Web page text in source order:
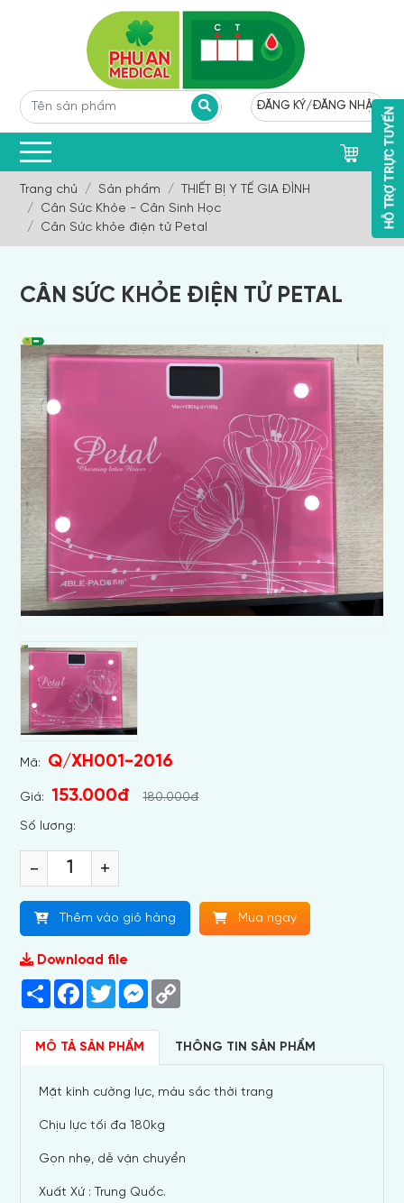
ĐĂNG KÝ/ĐĂNG NHẬP
Trang chủ Sản phẩm
THIẾT BỊ Y TẾ GIA ĐÌNH
Cân Sức Khỏe - Cân Sinh Học
Cân Sức khỏe điện tử Petal
CÂN SỨC KHỎE ĐIỆN TỬ PETAL
Mã: Q/XH001-2016
Giá: 153.000đ 180.000đ
Số lương:
- +
Thêm vào giỏ hàng Mua ngay
Download file
Share Facebook
TwitterMessenger
MÔ TẢ SẢN PHẨM THÔNG TIN SẢN PHẨM
Mặt kính cường lực, màu sắc thời trang
Chịu lực tối đa 180kg
Gọn nhẹ, dễ vận chuyển
Xuất Xứ : Trung Quốc.